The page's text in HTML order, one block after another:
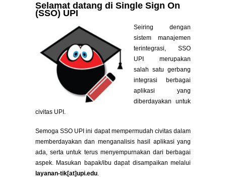
Selamat datang di Single Sign On
(SSO) UPI
Seiring dengan
sistem manajemen
terintegrasi, SSO
UPI merupakan
salah satu gerbang
integrasi berbagai
aplikasi yang
diberdayakan untuk
civitas UPI.
Semoga SSO UPI ini dapat mempermudah civitas dalam
memberdayakan dan menganalisis hasil aplikasi yang
ada, serta untuk terus menyempurnakan dari berbagai
aspek. Masukan bapak/ibu dapat disampaikan melalui
layanan-tik[at]upi.edu.